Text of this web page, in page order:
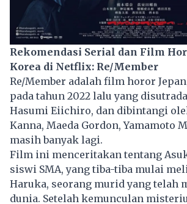
Rekomendasi Serial dan Film
Korea di Netflix: Re/Member
Re/Member adalah film horor
pada tahun 2022 lalu yang
Hasumi Eiichiro, dan dibintangi
Kanna, Maeda Gordon, Yamamoto
masih banyak lagi.
Film ini menceritakan tentang
siswi SMA, yang tiba-tiba mulai
Haruka, seorang murid yang telah
dunia. Setelah kemunculan